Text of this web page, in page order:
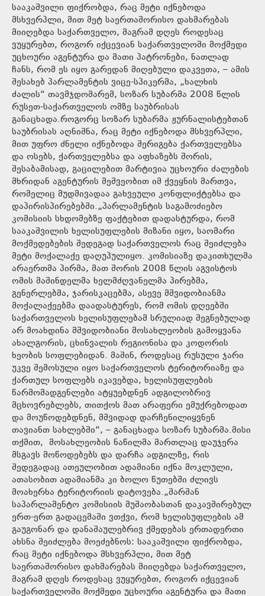
სააკაშვილი ფიქრობდა, რაც მეტი იქნებოდა
მსხვერპლი, მით მეტ საერთაშორისო დახმარებას
მიიღებდა საქართველო, მაგრამ დღეს როდესაც
ვუყურებთ, როგორ იქცევიან საქართველოში მოქმედი
უცხოური აგენტურა და მათი პატრონები, ნათლად
ჩანს, რომ ეს იყო გარედან მიღებული დაკვეთა, – ამის
შესახებ პარლამენტის ვიცე-სპიკერმა, „ხალხის
ძალის“ თავმჯდომარემ, სოზარ სუბარმა 2008 წლის
რუსეთ-საქართველოს ომზე საუბრისას
განაცხადა.როგორც სოზარ სუბარმა ჟურნალისტებთან
საუბრისას აღნიშნა, რაც მეტი იქნებოდა მსხვერპლი,
მით უფრო ძნელი იქნებოდა შერიგება ქართველებსა
და ოსებს, ქართველებსა და აფხაზებს შორის,
შესაბამისად, გაცილებით მარტივია უცხოური ძალების
მხრიდან აგენტურის მეშვეობით იმ ქვეყნის მართვა,
რომელიც მუდმივადაა გახვეული კონფლიქტებსა და
დაპირისპირებებში.„პარლამენტის საგამოძიებო
კომისიის სხდომებზე ფაქტებით დადასტურდა, რომ
სააკაშვილის ხელისუფლების მიზანი იყო, საომარი
მოქმედებების შედეგად საქართველოს რაც შეიძლება
მეტი მოქალაქე დაღუპულიყო. კომისიაზე დაკითხულმა
არაერთმა პირმა, მათ შორის 2008 წლის აგვისტოს
ომის მაშინდელმა ხელმძღვანელმა პირებმა,
გენერლებმა, ჯარისკაცებმა, ასევე მშვიდობიანმა
მოქალაქეებმა დაადასტურეს, რომ ომის დღეებში
საქართველოს ხელისუფლებამ სრულიად შეგნებულად
არ მოახდინა მშვიდობიანი მოსახლეობის გამოყვანა
ახალგორის, ცხინვალის რეგიონისა და კოდორის
ხეობის სოფლებიდან. მაშინ, როდესაც რუსული ჯარი
უკვე შემოსული იყო საქართველოს ტერიტორიაზე და
ქართულ სოფლებს იკავებდა, ხელისუფლების
წარმომადგენლები ატყუებდნენ ადგილობრივ
მცხოვრებლებს, თითქოს მათ არაფერი ემუქრებოდათ
და მოუწოდებდნენ, მშვიდად დარჩენილიყვნენ
თავიანთ სახლებში“, – განაცხადა სოზარ სუბარმა.მისი
თქმით, მოსახლეობის ნაწილმა მართლაც დაუჯერა
მსგავს მოწოდებებს და დარჩა ადგილზე, რის
შედეგადაც ათეულობით ადამიანი იქნა მოკლული,
ათასობით ადამიანმა კი ბოლო წუთებში ძლივს
მოახერხა ტერიტორიის დატოვება.„შარშან
საპარლამენტო კომისიის მუშაობასთან დაკავშირებულ
ერთ-ერთ გადაცემაში ვთქვი, რომ ხელისუფლების ამ
გაუგონარ და დანაშაულებრივ ქმედებას ერთადერთი
ახსნა შეიძლება მოეძებნოს: სააკაშვილი ფიქრობდა,
რაც მეტი იქნებოდა მსხვერპლი, მით მეტ
საერთაშორისო დახმარებას მიიღებდა საქართველო,
მაგრამ დღეს როდესაც ვუყურებთ, როგორ იქცევიან
საქართველოში მოქმედი უცხოური აგენტურა და მათი